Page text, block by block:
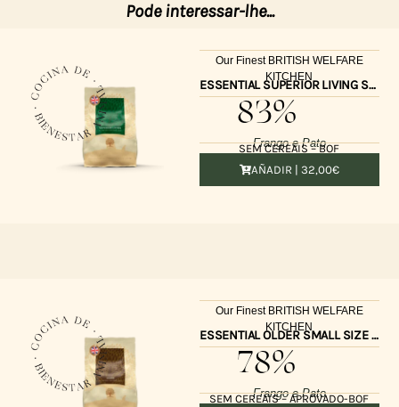
Pode interessar-lhe...
Our Finest BRITISH WELFARE
KITCHEN
ESSENTIAL SUPERIOR LIVING SMALL SIZE 2,5kg UK
83%
Frango e Pato
SEM CEREAIS – BOF
AÑADIR | 32,00€
Our Finest BRITISH WELFARE
KITCHEN
ESSENTIAL OLDER SMALL SIZE 2,5kg UK
78%
Frango e Pato
SEM CEREAIS – APROVADO-BOF